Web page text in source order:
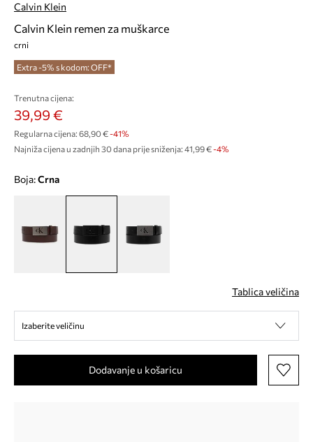
Calvin Klein
Calvin Klein remen za muškarce
crni
Extra -5% s kodom: OFF*
Trenutna cijena:
39,99 €
Regularna cijena: 68,90 €-41%
Najniža cijena u zadnjih 30 dana prije sniženja: 41,99 € -4%
Boja: crna
Tablica veličina
Izaberite veličinu
Dodavanje u košaricu